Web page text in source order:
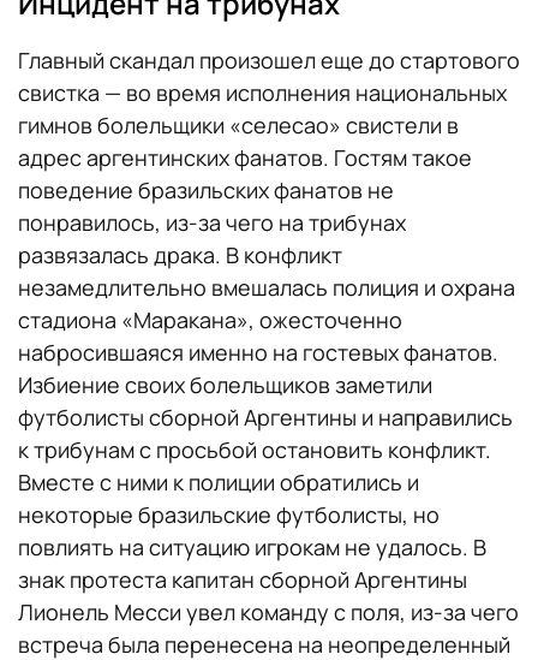
Главный скандал произошел еще до стартового
свистка — во время исполнения национальных
гимнов болельщики «селесао» свистели в
адрес аргентинских фанатов. Гостям такое
поведение бразильских фанатов не
понравилось, из-за чего на трибунах
развязалась драка. В конфликт
незамедлительно вмешалась полиция и охрана
стадиона «Маракана», ожесточенно
набросившаяся именно на гостевых фанатов.
Избиение своих болельщиков заметили
футболисты сборной Аргентины и направились
к трибунам с просьбой остановить конфликт.
Вместе с ними к полиции обратились и
некоторые бразильские футболисты, но
повлиять на ситуацию игрокам не удалось. В
знак протеста капитан сборной Аргентины
Лионель Месси увел команду с поля, из-за чего
встреча была перенесена на неопределенный